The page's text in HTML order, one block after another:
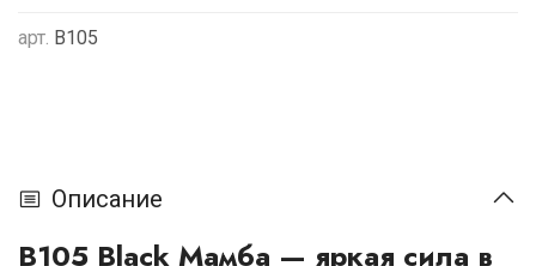
арт. В105
Описание
B105 Black Мамба — яркая сила в